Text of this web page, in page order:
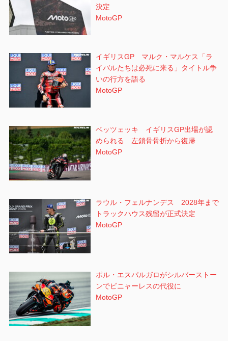
決定
MotoGP
イギリスGP マルク・マルケス「ラ
イバルたちは必死に来る」タイトル争
いの行方を語る
MotoGP
ベッツェッキ イギリスGP出場が認
められる 左鎖骨骨折から復帰
MotoGP
ラウル・フェルナンデス 2028年まで
トラックハウス残留が正式決定
MotoGP
ポル・エスパルガロがシルバーストー
ンでビニャーレスの代役に
MotoGP